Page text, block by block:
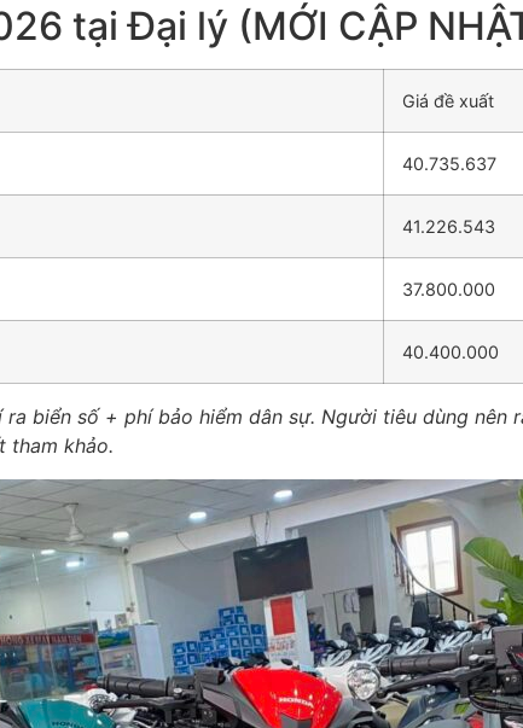
tại Đại lý (MỚI CẬP
Giá đề xuất
40.735.637
41.226.543
37.800.000
40.400.000
biển số + phí bảo hiểm dân sự. Người tiêu dùng
tham khảo.